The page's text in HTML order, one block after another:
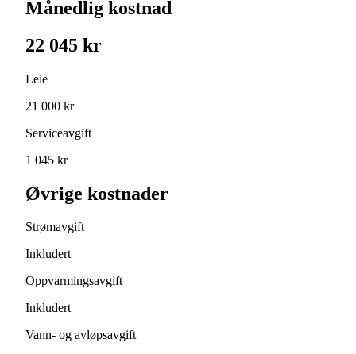
Månedlig kostnad
22 045 kr
Leie
21 000 kr
Serviceavgift
1 045 kr
Øvrige kostnader
Strømavgift
Inkludert
Oppvarmingsavgift
Inkludert
Vann- og avløpsavgift